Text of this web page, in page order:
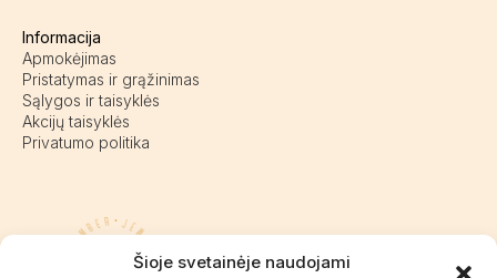
Šioje svetainėje naudojami
Informacija
Apmokėjimas
Pristatymas ir grąžinimas
Sąlygos ir taisyklės
Akcijų taisyklės
Privatumo politika
+370 676 63691